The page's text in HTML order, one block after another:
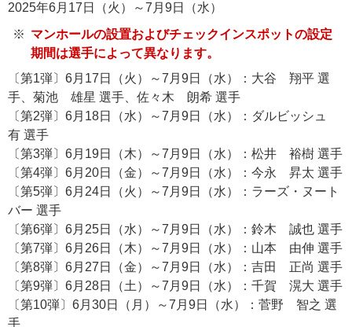
2025年6月17日（火）～7月9日（水）
マンホールの設置およびチェックインスポットの設定
期間は選手によって異なります。
〔第1弾〕6月17日（火）～7月9日（水）：大谷 翔平 選
手、菊池 雄星 選手、佐々木 朗希 選手
〔第2弾〕6月18日（水）～7月9日（水）：ダルビッシュ
有 選手
〔第3弾〕6月19日（木）～7月9日（水）：松井 裕樹 選手
〔第4弾〕6月20日（金）～7月9日（水）：今永 昇太 選手
〔第5弾〕6月24日（火）～7月9日（水）：ラーズ・ヌート
バー 選手
〔第6弾〕6月25日（水）～7月9日（水）：鈴木 誠也 選手
〔第7弾〕6月26日（木）～7月9日（水）：山本 由伸 選手
〔第8弾〕6月27日（金）～7月9日（水）：吉田 正尚 選手
〔第9弾〕6月28日（土）～7月9日（水）：千賀 滉大 選手
〔第10弾〕6月30日（月）～7月9日（水）：菅野 智之 選
手